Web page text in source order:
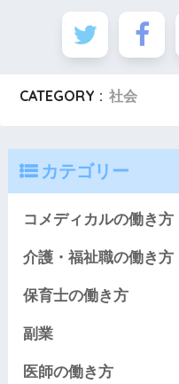
CATEGORY : 社会
カテゴリー
コメディカルの働き方
介護・福祉職の働き方
保育士の働き方
副業
医師の働き方